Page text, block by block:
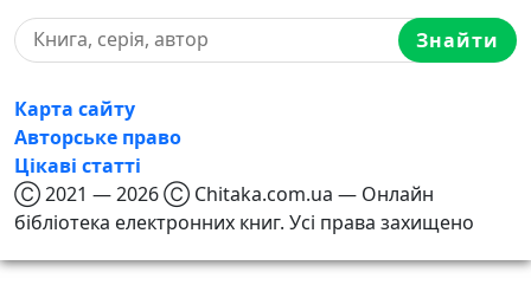
Знайти
Карта сайту
Авторське право
Цікаві статті
Ⓒ 2021 — 2026 Ⓒ Chitaka.com.ua — Онлайн
бібліотека електронних книг. Усі права захищено